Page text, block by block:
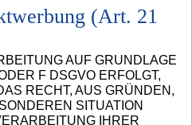
(Art. 21
AUF GRUNDLAGE
F DSGVO ERFOLGT,
RECHT, AUS GRÜNDEN,
SITUATION
IHRER